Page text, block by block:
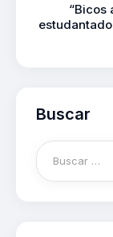
“Bicos
Buscar